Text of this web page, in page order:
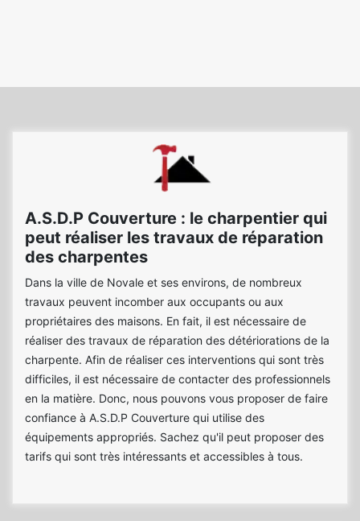
A.S.D.P Couverture : le charpentier qui
peut réaliser les travaux de réparation
des charpentes
Dans la ville de Novale et ses environs, de nombreux
travaux peuvent incomber aux occupants ou aux
propriétaires des maisons. En fait, il est nécessaire de
réaliser des travaux de réparation des détériorations de la
charpente. Afin de réaliser ces interventions qui sont très
difficiles, il est nécessaire de contacter des professionnels
en la matière. Donc, nous pouvons vous proposer de faire
confiance à A.S.D.P Couverture qui utilise des
équipements appropriés. Sachez qu'il peut proposer des
tarifs qui sont très intéressants et accessibles à tous.